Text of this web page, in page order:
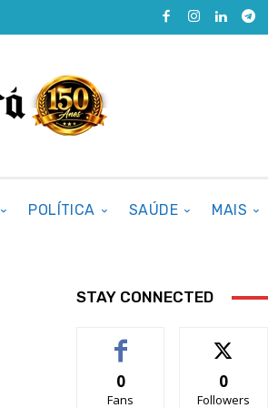
POLÍTICA SAÚDE MAIS
STAY CONNECTED
0
Fans
0
Followers